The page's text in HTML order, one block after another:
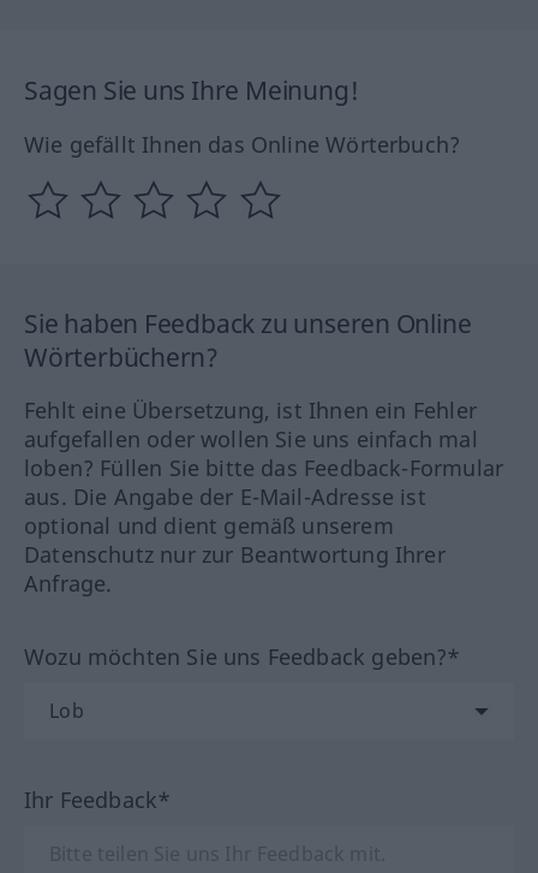
Sagen Sie uns Ihre Meinung!
Wie gefällt Ihnen das Online Wörterbuch?
Sie haben Feedback zu unseren Online
Wörterbüchern?
Fehlt eine Übersetzung, ist Ihnen ein Fehler
aufgefallen oder wollen Sie uns einfach mal
loben? Füllen Sie bitte das Feedback-Formular
aus. Die Angabe der E-Mail-Adresse ist
optional und dient gemäß unserem
Datenschutz nur zur Beantwortung Ihrer
Anfrage.
Wozu möchten Sie uns Feedback geben?*
Ihr Feedback*